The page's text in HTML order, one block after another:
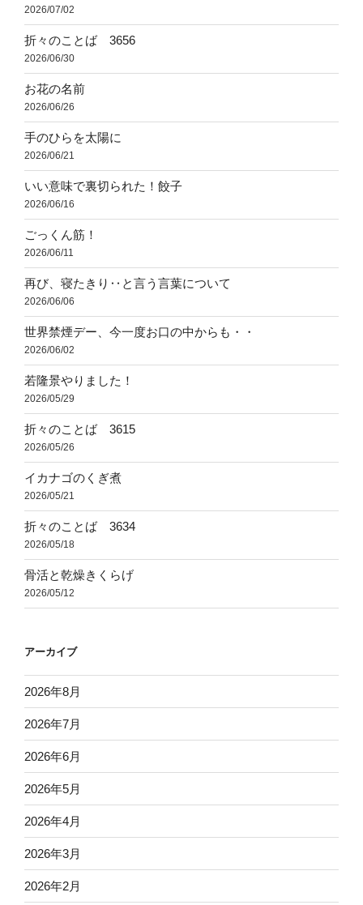
2026/07/02
折々のことば 3656
2026/06/30
お花の名前
2026/06/26
手のひらを太陽に
2026/06/21
いい意味で裏切られた！餃子
2026/06/16
ごっくん筋！
2026/06/11
再び、寝たきり‥と言う言葉について
2026/06/06
世界禁煙デー、今一度お口の中からも・・
2026/06/02
若隆景やりました！
2026/05/29
折々のことば 3615
2026/05/26
イカナゴのくぎ煮
2026/05/21
折々のことば 3634
2026/05/18
骨活と乾燥きくらげ
2026/05/12
アーカイブ
2026年8月
2026年7月
2026年6月
2026年5月
2026年4月
2026年3月
2026年2月